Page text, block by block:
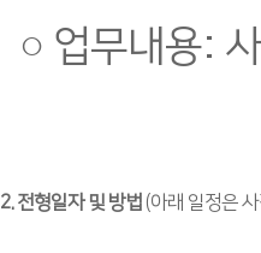
○ 업무내용:
2. 전형일자 및 방법 (아래 일정은